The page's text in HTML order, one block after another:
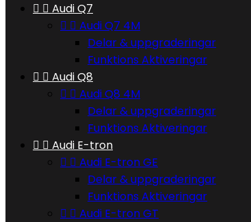
  Audi Q7
  Audi Q7 4M
Delar & uppgraderingar
Funktions Aktiveringar
  Audi Q8
  Audi Q8 4M
Delar & uppgraderingar
Funktions Aktiveringar
  Audi E-tron
  Audi E-tron GE
Delar & uppgraderingar
Funktions Aktiveringar
  Audi E-tron GT